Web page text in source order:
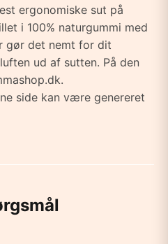
ergonomiske sut på
i 100% naturgummi med
gør det nemt for dit
ud af sutten. På den
side kan være genereret